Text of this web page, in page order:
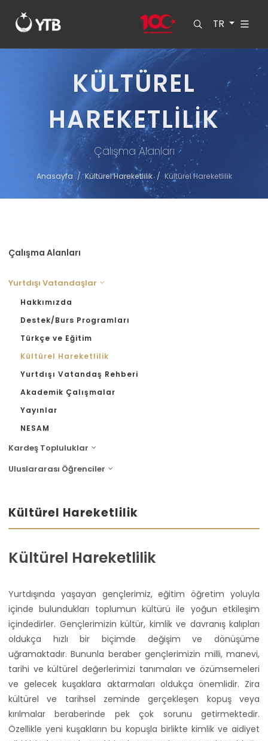
TR
KÜLTÜREL
HAREKETLILIK
Çalışma Alanları
Anasayfa Kültürel Hareketlilik Kültürel Hareketlilik
Çalışma Alanları
Yurtdışı Vatandaşlar
Hakkımızda
Destek/Burs Programları
Türkçe ve Eğitim
Kültürel Hareketlilik
Yurtdışı Vatandaş Rehberi
Akademik Çalışmalar
Yayınlar
NESAM
Kardeş Topluluklar
Uluslararası Öğrenciler
Kültürel Hareketlilik
Kültürel Hareketlilik
Yurtdışında yaşayan gençlerimiz, eğitim öğretim yoluyla
içinde bulundukları toplumun kültürü ile yoğun etkileşim
içindedirler. Gençlerimizin kültür, kimlik ve davranış kalıpları
oldukça hızlı bir biçimde değişim ve dönüşüme
uğramaktadır. Bununla beraber gençlerimizin milli, manevi,
tarihi ve kültürel değerlerimizi tanımaları ve özümsemeleri
ve gelecek kuşaklara aktarmaları oldukça önemlidir. Zira
kültürel ve tarihsel zeminde gerçekleşen kopuş veya
kırılmalar beraberinde pek çok sorunu getirmektedir.
Özellikle yeni kuşakların bu kopuşla birlikte kimlik ve aidiyet